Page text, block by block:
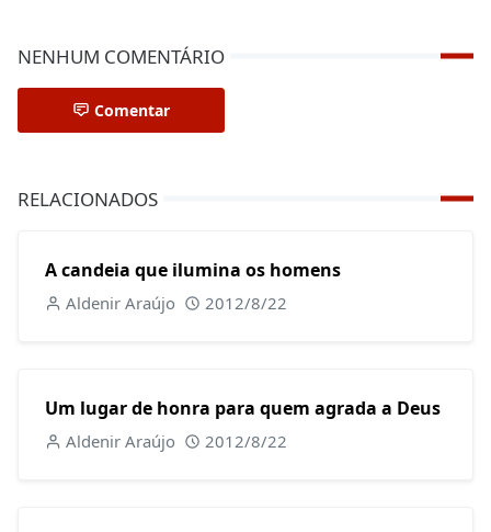
NENHUM COMENTÁRIO
Comentar
RELACIONADOS
A candeia que ilumina os homens
Aldenir Araújo 2012/8/22
Um lugar de honra para quem agrada a Deus
Aldenir Araújo 2012/8/22